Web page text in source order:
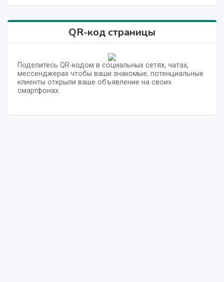
QR-код страницы
Поделитесь QR-кодом в социальных сетях, чатах,
мессенджерах чтобы ваши знакомые, потенциальные
клиенты открыли ваше объявление на своих
смартфонах.